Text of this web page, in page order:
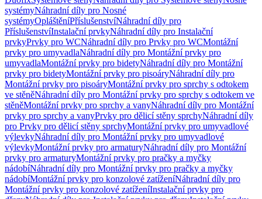
systémyNáhradní díly pro Nosné
systémyOpláštěníPříslušenstvíNáhradní díly pro
PříslušenstvíInstalační prvkyNáhradní díly pro Instalační
prvkyPrvky pro WCNáhradní díly pro Prvky pro WCMontážní
prvky pro umyvadlaNáhradní díly pro Montážní prvky pro
umyvadlaMontážní prvky pro bidetyNáhradní díly pro Montážní
prvky pro bidetyMontážní prvky pro pisoáryNáhradní díly pro
Montážní prvky pro pisoáryMontážní prvky pro sprchy s odtokem
ve stěněNáhradní díly pro Montážní prvky pro sprchy s odtokem ve
stěněMontážní prvky pro sprchy a vanyNáhradní díly pro Montážní
prvky pro sprchy a vanyPrvky pro dělicí stěny sprchyNáhradní díly
pro Prvky pro dělicí stěny sprchyMontážní prvky pro umyvadlové
výlevkyNáhradní díly pro Montážní prvky pro umyvadlové
výlevkyMontážní prvky pro armaturyNáhradní díly pro Montážní
prvky pro armaturyMontážní prvky pro pračky a myčky
nádobíNáhradní díly pro Montážní prvky pro pračky a myčky
nádobíMontážní prvky pro konzolové zatíženíNáhradní díly pro
Montážní prvky pro konzolové zatíženíInstalační prvky pro